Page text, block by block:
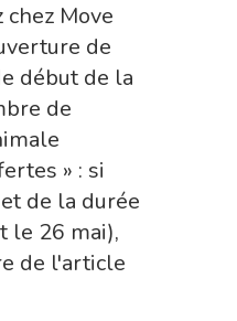
Move
de
début de la
de
» : si
de la durée
le 26 mai),
de l'article